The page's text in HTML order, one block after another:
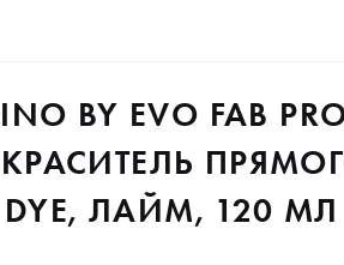
BY EVO FAB
DYE, ЛАЙМ, 120 МЛ